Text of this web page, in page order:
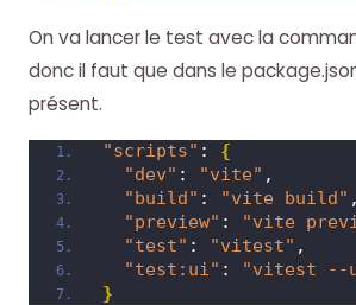
On va lancer le test avec la
donc il faut que dans le
présent.
"scripts" : {
"dev" : "vite" ,
"build" : "vite build" ,
"preview" : "vite
"test" : "vitest" ,
"test:ui" :
"vitest --
}